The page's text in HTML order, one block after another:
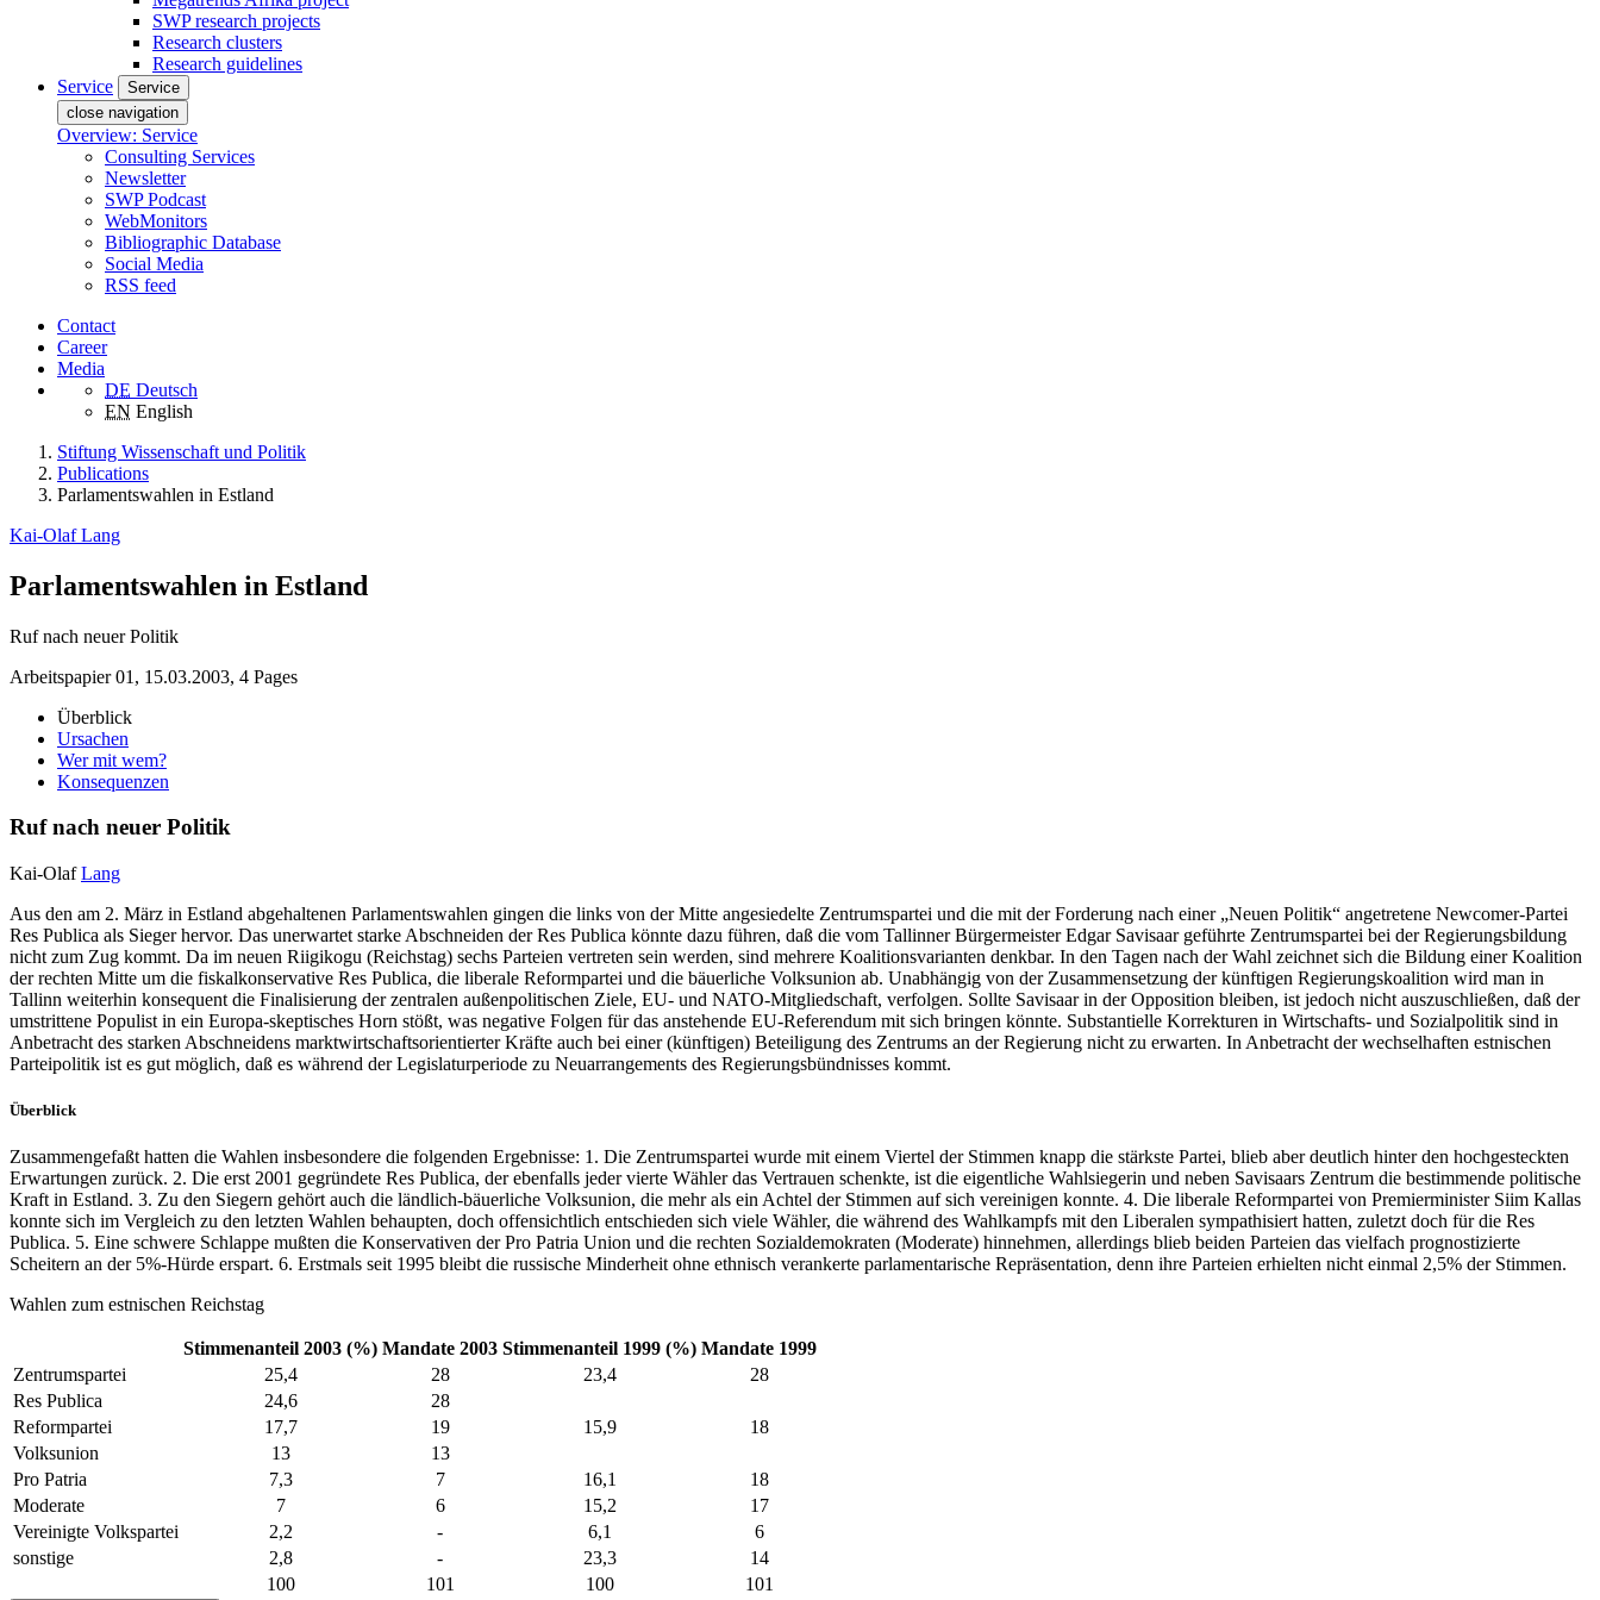
SWP research projects
Research clusters
Research guidelines
Service
Service
close navigation
Overview: Service
Consulting Services
Newsletter
SWP Podcast
WebMonitors
Bibliographic Database
Social Media
RSS feed
Contact
Career
Media
DE Deutsch
EN English
Stiftung Wissenschaft und Politik
Publications
Parlamentswahlen in Estland
Kai-Olaf Lang
Parlamentswahlen in Estland
Ruf nach neuer Politik
Arbeitspapier 01, 15.03.2003, 4 Pages
Überblick
Ursachen
Wer mit wem?
Konsequenzen
Ruf nach neuer Politik
Kai-OlafLang
Aus den am 2. März in Estland abgehaltenen Parlamentswahlen gingen die links von der Mitte angesiedelte Zentrumspartei und die mit der Forderung nach einer „Neuen Politik“ angetretene Newcomer-Partei
Res Publica als Sieger hervor. Das unerwartet starke Abschneiden der Res Publica könnte dazu führen, daß die vom Tallinner Bürgermeister Edgar Savisaar geführte Zentrumspartei bei der Regierungsbildung
nicht zum Zug kommt. Da im neuen Riigikogu (Reichstag) sechs Parteien vertreten sein werden, sind mehrere Koalitionsvarianten denkbar. In den Tagen nach der Wahl zeichnet sich die Bildung einer Koalition
der rechten Mitte um die fiskalkonservative Res Publica, die liberale Reformpartei und die bäuerliche Volksunion ab. Unabhängig von der Zusammensetzung der künftigen Regierungskoalition wird man in
Tallinn weiterhin konsequent die Finalisierung der zentralen außenpolitischen Ziele, EU- und NATO-Mitgliedschaft, verfolgen. Sollte Savisaar in der Opposition bleiben, ist jedoch nicht auszuschließen, daß der
umstrittene Populist in ein Europa-skeptisches Horn stößt, was negative Folgen für das anstehende EU-Referendum mit sich bringen könnte. Substantielle Korrekturen in Wirtschafts- und Sozialpolitik sind in
Anbetracht des starken Abschneidens marktwirtschaftsorientierter Kräfte auch bei einer (künftigen) Beteiligung des Zentrums an der Regierung nicht zu erwarten. In Anbetracht der wechselhaften estnischen
Parteipolitik ist es gut möglich, daß es während der Legislaturperiode zu Neuarrangements des Regierungsbündnisses kommt.
Überblick
Zusammengefaßt hatten die Wahlen insbesondere die folgenden Ergebnisse: 1. Die Zentrumspartei wurde mit einem Viertel der Stimmen knapp die stärkste Partei, blieb aber deutlich hinter den hochgesteckten
Erwartungen zurück. 2. Die erst 2001 gegründete Res Publica, der ebenfalls jeder vierte Wähler das Vertrauen schenkte, ist die eigentliche Wahlsiegerin und neben Savisaars Zentrum die bestimmende politische
Kraft in Estland. 3. Zu den Siegern gehört auch die ländlich-bäuerliche Volksunion, die mehr als ein Achtel der Stimmen auf sich vereinigen konnte. 4. Die liberale Reformpartei von Premierminister Siim Kallas
konnte sich im Vergleich zu den letzten Wahlen behaupten, doch offensichtlich entschieden sich viele Wähler, die während des Wahlkampfs mit den Liberalen sympathisiert hatten, zuletzt doch für die Res
Publica. 5. Eine schwere Schlappe mußten die Konservativen der Pro Patria Union und die rechten Sozialdemokraten (Moderate) hinnehmen, allerdings blieb beiden Parteien das vielfach prognostizierte
Scheitern an der 5%-Hürde erspart. 6. Erstmals seit 1995 bleibt die russische Minderheit ohne ethnisch verankerte parlamentarische Repräsentation, denn ihre Parteien erhielten nicht einmal 2,5% der Stimmen.
Wahlen zum estnischen Reichstag
Stimmenanteil 2003 (%) Mandate 2003 Stimmenanteil 1999 (%) Mandate 1999
Zentrumspartei
25,4 28 23,4
28
Res Publica
24,6
28
Reformpartei
17,7 19 15,9
18
Volksunion
13
13
Pro Patria
7,3 7 16,1
18
Moderate
7 6 15,2
17
Vereinigte Volkspartei
2,2 - 6,1
6
sonstige
2,8 - 23,3
14
100
101 100 101